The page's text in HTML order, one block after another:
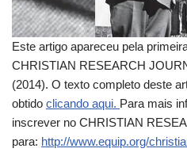
Este artigo apareceu pela
CHRISTIAN RESEARCH
(2014). O texto completo deste
obtido clicando aqui. Para mais
inscrever no CHRISTIAN
para: http://www.equip.org/